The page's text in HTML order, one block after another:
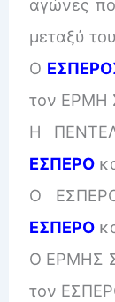
αγώνες
μεταξύ
Ο
τον ΕΡΜΗ
Η
ΕΣΠΕΡΟ
Ο
ΕΣΠΕΡΟ
Ο ΕΡΜΗΣ
τον